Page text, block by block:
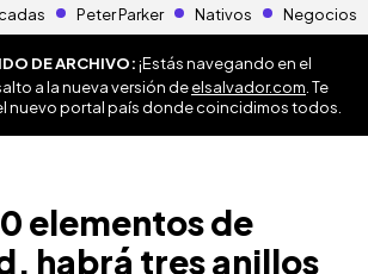
Peter Parker Nativos Negocios
DE ARCHIVO:¡Estás navegando en el
a la nueva versión deelsalvador.com . Te
nuevo portal país donde coincidimos todos.
elementos de
habrá tres anillos